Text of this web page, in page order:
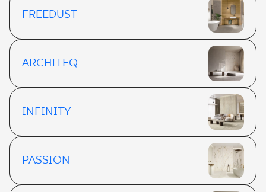
FREEDUST
ARCHITEQ
INFINITY
PASSION